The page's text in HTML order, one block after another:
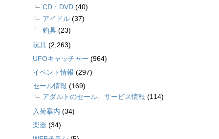
CD・DVD (40)
アイドル (37)
釣具 (23)
玩具 (2,263)
UFOキャッチャー (964)
イベント情報 (297)
セール情報 (169)
アダルトのセール、サービス情報 (114)
入荷案内 (34)
楽器 (34)